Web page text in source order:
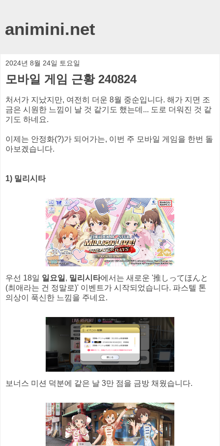
animini.net
2024년 8월 24일 토요일
모바일 게임 근황 240824
처서가 지났지만, 여전히 더운 8월 중순입니다. 해가 지면 조
금은 시원한 느낌이 날 것 같기도 했는데... 도로 더워진 것 같
기도 하네요.
이제는 안정화(?)가 되어가는, 이번 주 모바일 게임을 한번 돌
아보겠습니다.
1) 밀리시타
우선 18일 일요일 , 밀리시타에서는 새로운 '推しってほんと
(최애라는 건 정말로)' 이벤트가 시작되었습니다. 파스텔 톤
의상이 푹신한 느낌을 주네요.
보너스 미션 덕분에 같은 날 3만 점을 금방 채웠습니다.